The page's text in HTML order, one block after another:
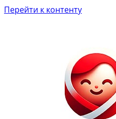
Перейти к контенту